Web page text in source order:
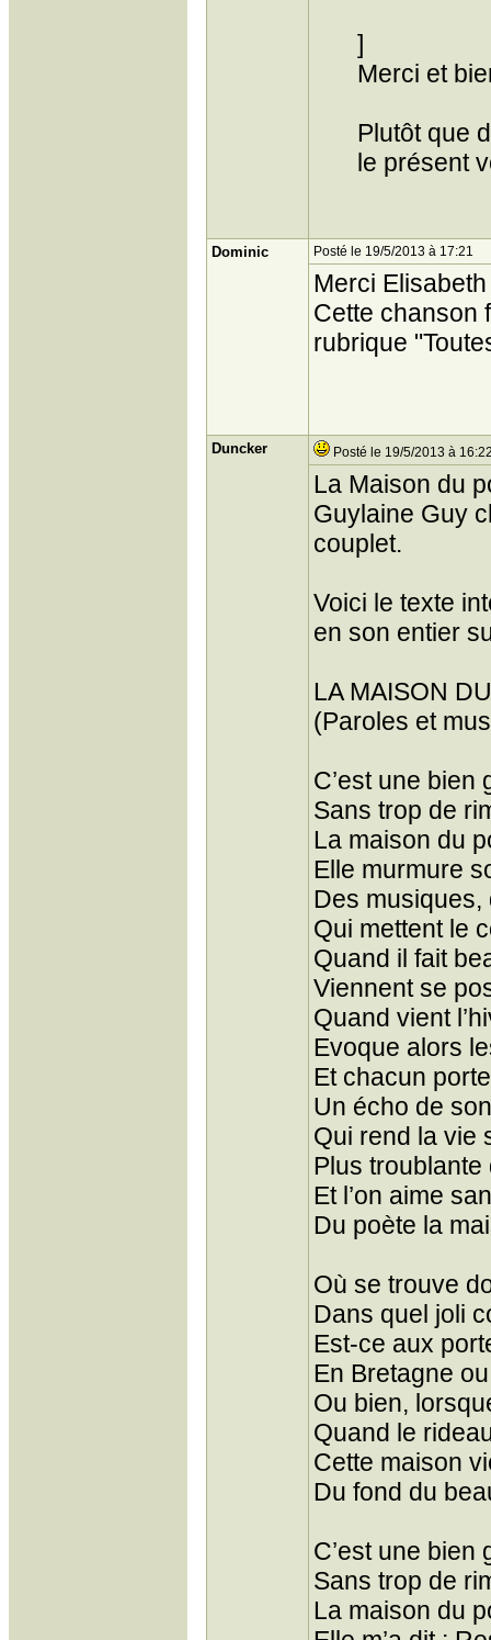
]
Merci et
Plutôt que
le présent
Dominic Posté le 19/5/2013 à 17:21
Merci Elisabeth
Cette chanson
rubrique
Duncker Posté le 19/5/2013 à
La Maison du
Guylaine Guy
couplet.
Voici le texte
en son entier
LA MAISON
(Paroles et
C’est une bien
Sans trop de
La maison du
Elle murmure
Des
Qui mettent le
Quand il fait
Viennent se
Quand vient
Evoque alors
Et chacun
Un écho de
Qui rend la vie
Plus
Et l’on aime
Du poète la
Où se trouve
Dans quel joli
Est-ce aux
En Bretagne
Ou bien,
Quand le
Cette maison
Du fond du
C’est une bien
Sans trop de
La maison du